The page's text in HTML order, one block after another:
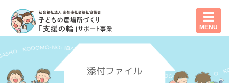
MENU
添付ファイル